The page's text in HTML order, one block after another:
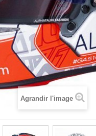
Agrandir l'image